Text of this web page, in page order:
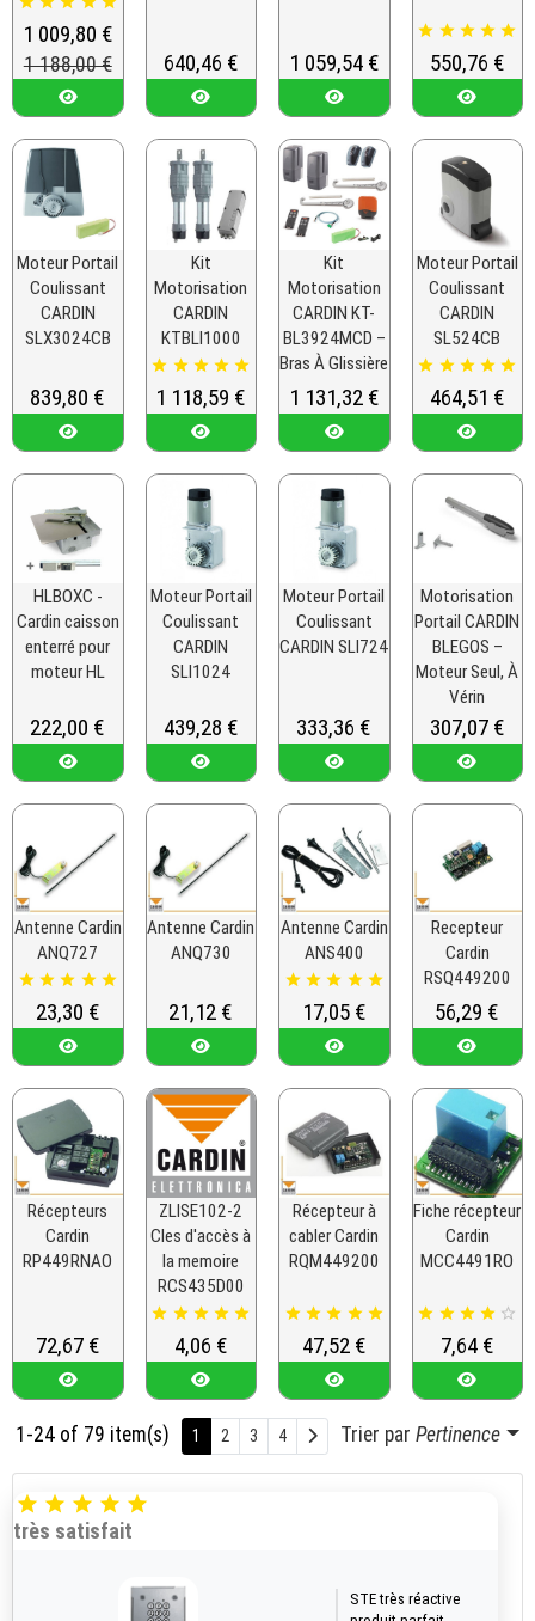
Prix
1 009,80 €Prix de base
1 188,00 €
Prix
640,46 € Prix
1 059,54 €
    
Prix
550,76 €
Moteur Portail
Coulissant
CARDIN
SLX3024CB
Prix
839,80 €
Kit
Motorisation
CARDIN
KTBLI1000
    
Prix
1 118,59 €
Kit
Motorisation
CARDIN KT-
BL3924MCD –
Bras À Glissière
Prix
1 131,32 €
Moteur Portail
Coulissant
CARDIN
SL524CB
    
Prix
464,51 €
HLBOXC -
Cardin caisson
enterré pour
moteur HL
Prix
222,00 €
Moteur Portail
Coulissant
CARDIN
SLI1024
Prix
439,28 €
Moteur Portail
Coulissant
CARDIN SLI724
Prix
333,36 €
Motorisation
Portail CARDIN
BLEGOS –
Moteur Seul, À
Vérin
Prix
307,07 €
Antenne Cardin
ANQ727
    
Prix
23,30 €
Antenne Cardin
ANQ730
Prix
21,12 €
Antenne Cardin
ANS400
    
Prix
17,05 €
Recepteur
Cardin
RSQ449200
Prix
56,29 €
Récepteurs
Cardin
RP449RNAO
Prix
72,67 €
ZLISE102-2
Cles d'accès à
la memoire
RCS435D00
    
Prix
4,06 €
Récepteur à
cabler Cardin
RQM449200
    
Prix
47,52 €
Fiche récepteur
Cardin
MCC4491RO
    
Prix
7,64 €
1-24 of 79 item(s) 1 2 3 4 SuivantTrier par Pertinence
    
très satisfait
STE très réactive